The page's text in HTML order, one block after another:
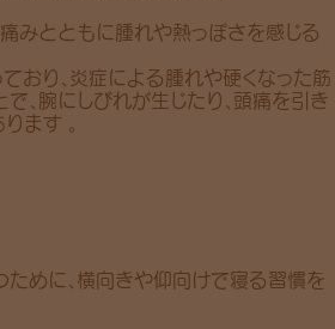
みとともに腫れや熱っぽさを感じる
おり、炎症による腫れや硬くなった筋
、腕に
しびれが生じたり、 頭痛を引き
ます 。
めに、 横向きや仰向けで寝る習慣を